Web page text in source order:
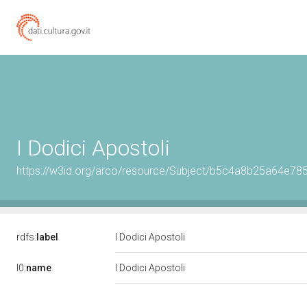
I Dodici Apostoli
https://w3id.org/arco/resource/Subject/
rdfs: label I Dodici Apostoli
l0:name I Dodici Apostoli